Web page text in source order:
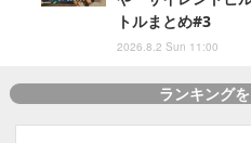
トルまとめ#3
2026.8.2 Sun 11:00
ランキング